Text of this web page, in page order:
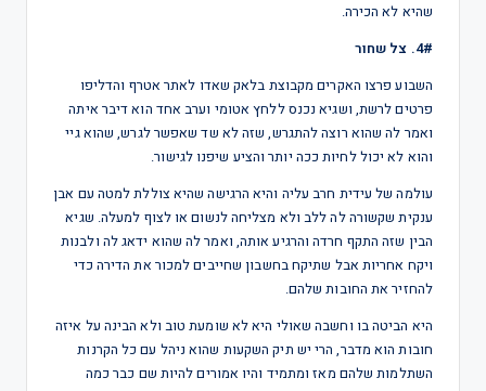
שהיא לא הכירה.
4#. צל שחור
השבוע פרצו האקרים מקבוצת בלאק שאדו לאתר אטרף והדליפו
פרטים לרשת, ושגיא נכנס ללחץ אטומי וערב אחד הוא דיבר איתה
ואמר לה שהוא רוצה להתגרש, שזה לא שד שאפשר לגרש, שהוא גיי
והוא לא יכול לחיות ככה יותר והציע שיפנו לגישור.
עולמה של עידית חרב עליה והיא הרגישה שהיא צוללת למטה עם אבן
ענקית שקשורה לה ללב ולא מצליחה לנשום או לצוף למעלה. שגיא
הבין שזה התקף חרדה והרגיע אותה, ואמר לה שהוא ידאג לה ולבנות
ויקח אחריות אבל שתיקח בחשבון שחייבים למכור את הדירה כדי
להחזיר את החובות שלהם.
היא הביטה בו וחשבה שאולי היא לא שומעת טוב ולא הבינה על איזה
חובות הוא מדבר, הרי יש תיק השקעות שהוא ניהל עם כל הקרנות
השתלמות שלהם מאז ומתמיד והיו אמורים להיות שם כבר כמה